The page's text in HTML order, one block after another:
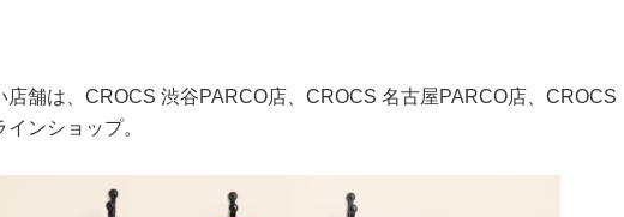
舗は、CROCS 渋谷PARCO店、CROCS 名古屋PARCO店、CROCS
ンショップ。